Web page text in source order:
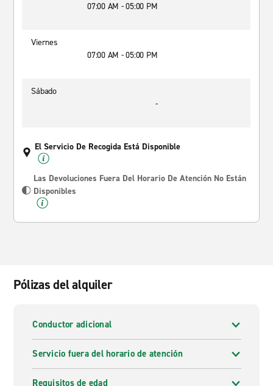
07:00 AM - 05:00 PM
Viernes
07:00 AM - 05:00 PM
Sábado
-
El Servicio De Recogida Está Disponible
Las Devoluciones Fuera Del Horario De Atención No Están
Disponibles
Pólizas del alquiler
Conductor adicional
Servicio fuera del horario de atención
Requisitos de edad